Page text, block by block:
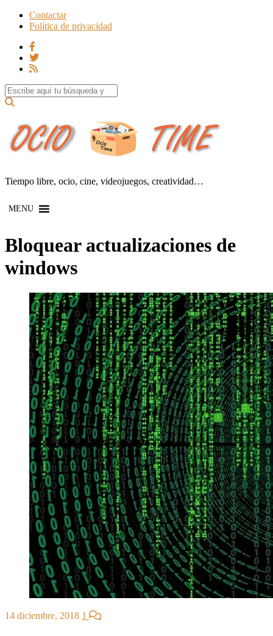
Contactar
Política de privacidad
Search for:
Tiempo libre, ocio, cine, videojuegos, creatividad…
MENU
Bloquear actualizaciones de
windows
14 diciembre, 2018 1